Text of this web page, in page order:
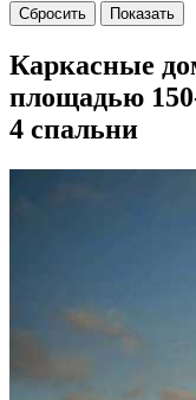
Сбросить Показать
Каркасные
площадью
4 спальни